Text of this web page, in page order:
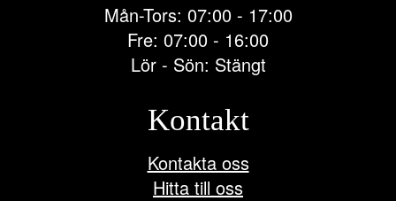
Mån-Tors: 07:00 - 17:00
Fre: 07:00 - 16:00
Lör - Sön: Stängt
Kontakt
Kontakta oss
Hitta till oss